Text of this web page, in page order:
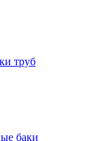
труб
баки